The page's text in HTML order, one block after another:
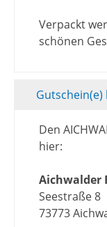
Verpackt
schönen
Gutschein(e)
Den
hier:
Aichwalder
Seestraße 8
73773